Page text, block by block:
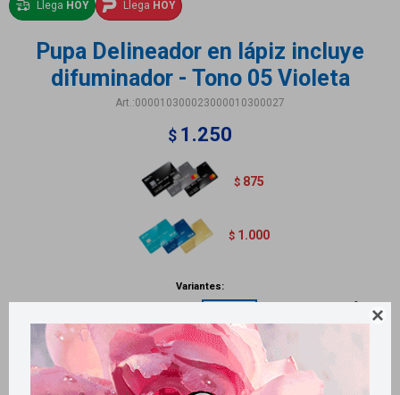

Llega HOY Llega HOY
Pupa Delineador en lápiz incluye
difuminador - Tono 05 Violeta
000010300023000010300027
$ 1.250
$ 875
$ 1.000
Variantes:
Métodos y costos de envío